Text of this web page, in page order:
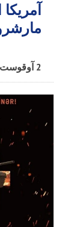
2 آوقوست 22:42